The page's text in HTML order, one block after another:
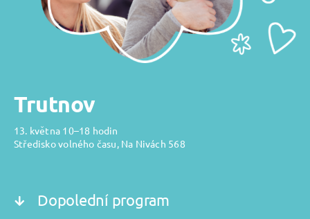
Trutnov
13. května 10–18 hodin
Středisko volného času, Na Nivách 568
Dopolední program